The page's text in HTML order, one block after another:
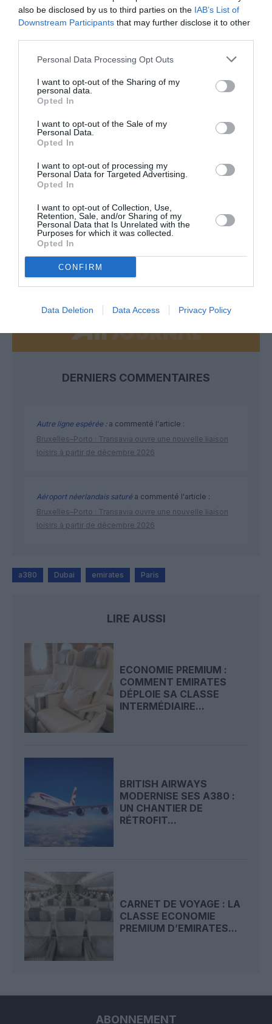
also be disclosed by us to third parties on the IAB’s List of
Downstream Participants that may further disclose it to other
Personal Data Processing Opt Outs
I want to opt-out of the Sharing of my
personal data.
Opted In
I want to opt-out of the Sale of my
Personal Data.
Opted In
I want to opt-out of processing my
Personal Data for Targeted Advertising.
Opted In
I want to opt-out of Collection, Use,
Retention, Sale, and/or Sharing of my
Personal Data that Is Unrelated with the
Purposes for which it was collected.
Opted In
CONFIRM
Data Deletion Data Access Privacy Policy
FacebookTwitterPinterestLinkedInEmail Print
Aucun commentaire !
FAIRE UN DON
Appel aux lecteurs !
Soutenez Air Journal participez
à son
développement !
NOUS SOUTENIR
DERNIERS COMMENTAIRES
Autre ligne espérée :a commenté l'article :
Bruxelles–Porto : Transavia ouvre une nouvelle liaison
loisirs à partir de décembre 2026
Aéroport néerlandais saturéa commenté l'article :
Bruxelles–Porto : Transavia ouvre une nouvelle liaison
loisirs à partir de décembre 2026
a380 Dubai emirates Paris
LIRE AUSSI
ECONOMIE PREMIUM :
COMMENT EMIRATES
DÉPLOIE SA CLASSE
INTERMÉDIAIRE...
BRITISH AIRWAYS
MODERNISE SES A380 :
UN CHANTIER DE
RÉTROFIT...
CARNET DE VOYAGE : LA
CLASSE ECONOMIE
PREMIUM D’EMIRATES...
ABONNEMENT